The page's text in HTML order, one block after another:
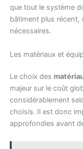
que tout le système
bâtiment plus récent,
nécessaires.
Les matériaux et
Le choix des
majeur sur le coût
considérablement
choisis. Il est donc
approfondies avant